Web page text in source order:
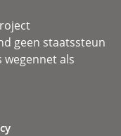
geen staatssteun
wegennet als